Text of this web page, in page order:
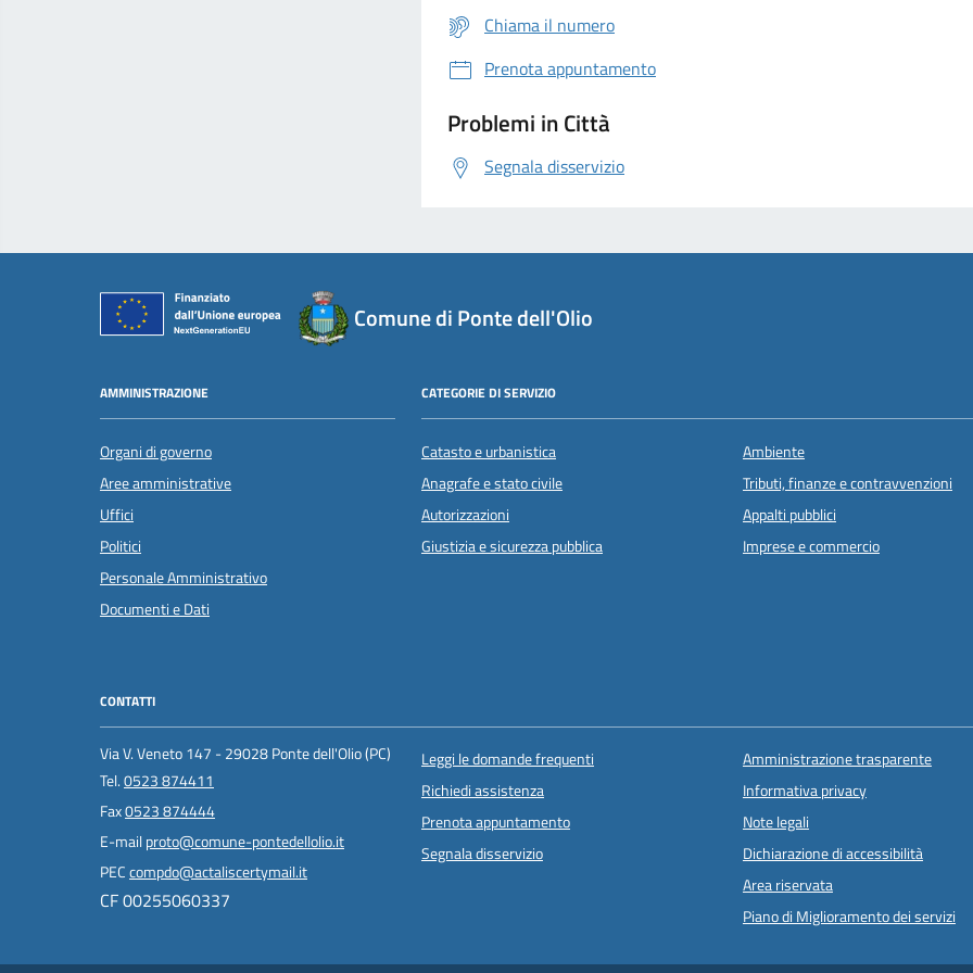
Chiama il numero
Prenota appuntamento
Problemi in Città
Segnala disservizio
Comune di Ponte dell'Olio
AMMINISTRAZIONE
Organi di governo
Aree amministrative
Uffici
Politici
Personale Amministrativo
Documenti e Dati
CATEGORIE DI SERVIZIO
Catasto e urbanistica
Anagrafe e stato civile
Autorizzazioni
Giustizia e sicurezza pubblica
Ambiente
Tributi, finanze e contravvenzioni
Appalti pubblici
Imprese e commercio
CONTATTI
Via V. Veneto 147 - 29028 Ponte dell'Olio (PC)
Tel.0523 874411
Fax0523 874444
E-mailproto@comune-pontedellolio.it
PECcompdo@actaliscertymail.it
CF 00255060337
Leggi le domande frequenti
Richiedi assistenza
Prenota appuntamento
Segnala disservizio
Amministrazione trasparente
Informativa privacy
Note legali
Dichiarazione di accessibilità
Area riservata
Piano di Miglioramento dei servizi